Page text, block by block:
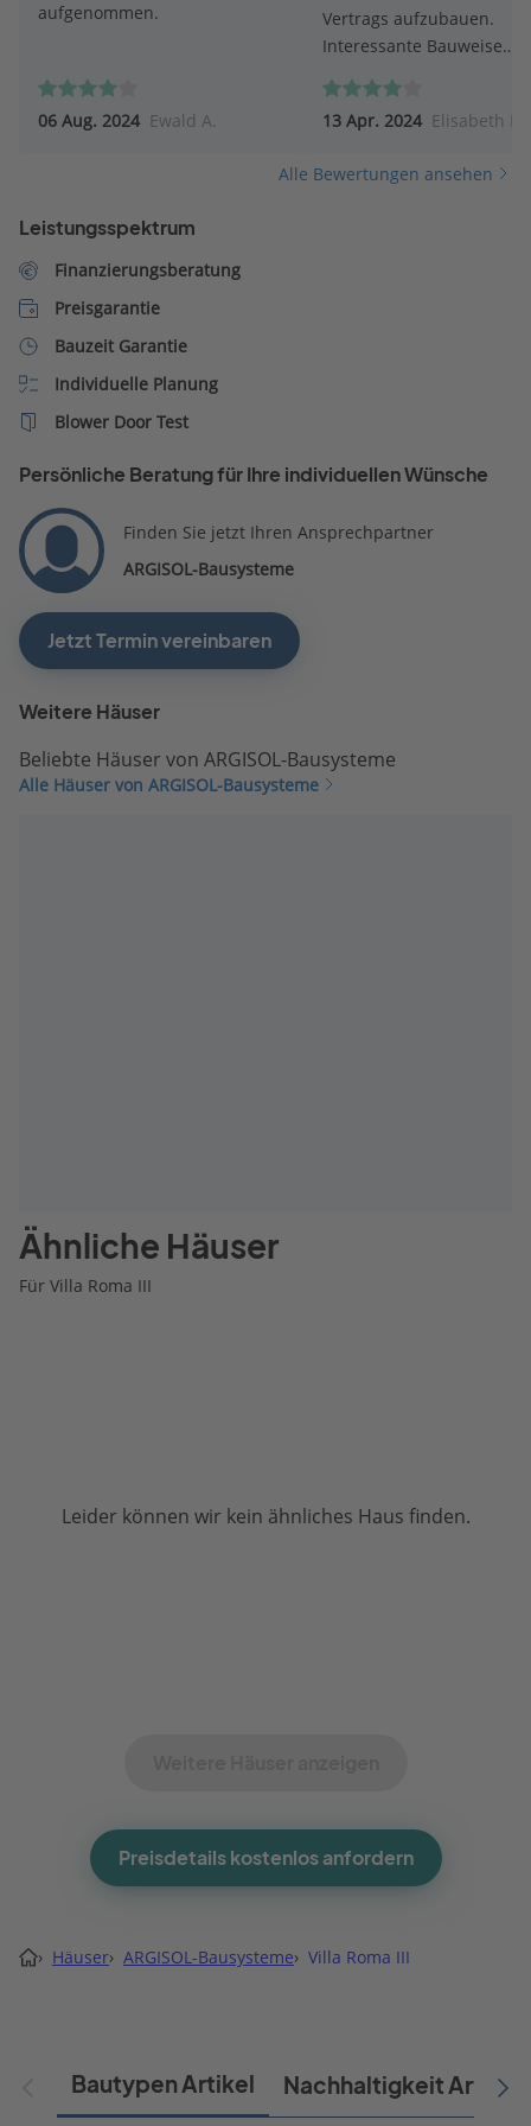
aufgenommen.
06 Aug. 2024 Ewald A.
Vertrags aufzubauen.
Interessante Bauweise
Energieeffizienz
13 Apr. 2024 Elisabeth M.
Alle Bewertungen ansehen
Leistungsspektrum
Finanzierungsberatung
Preisgarantie
Bauzeit Garantie
Individuelle Planung
Blower Door Test
Persönliche Beratung für Ihre individuellen Wünsche
Finden Sie jetzt Ihren Ansprechpartner
ARGISOL-Bausysteme
Jetzt Termin vereinbaren
Weitere Häuser
Beliebte Häuser von ARGISOL-Bausysteme
Alle Häuser von ARGISOL-Bausysteme
Ähnliche Häuser
Für Villa Roma III
Leider können wir kein ähnliches Haus finden.
Preisdetails kostenlos anfordern
› Häuser› ARGISOL-Bausysteme› Villa Roma III
Bautypen Artikel Nachhaltigkeit Artikel